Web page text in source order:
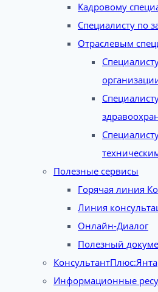
Кадровому
Специалисту по
Отраслевым
Полезные сервисы
Горячая линия
Линия
Онлайн-Диалог
Полезный
Информационные